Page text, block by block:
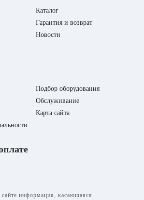
Каталог
Гарантия и возврат
Новости
Подбор оборудования
Обслуживание
Карта сайта
сайте информация, касающаяся